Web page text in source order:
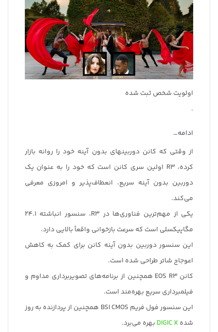
اولویت شخص ثبت شده
.
ادامه…
از وقتی که کانن دوربینهای بدون آینه خود را روانه بازار
کرده، R3 اولین سری کانن است که خود را به عنوان یک
دوربین بدون آینه سریع، انعطاف‌پذیر و امروزی معرفی
می‌کند.
یکی از مهم‌ترین فناوری‌ها در R3، سنسور انباشته 24.1
مگاپیکسلی است که سرعت بازخوانی واقعاً بالایی دارد.
این سنسور دوربین بدون آینه کانن برای کمک به کاهش
اعوجاج شاتر طراحی شده است.
کانن EOS R3 همچنین از برنامه‌های تصویربرداری مداوم و
فیلمبرداری سریع بهره‌مند است.
این سنسور فول فریم BSI CMOS همچنین از پردازنده به روز
شده DIGIC X بهره می‌برد.